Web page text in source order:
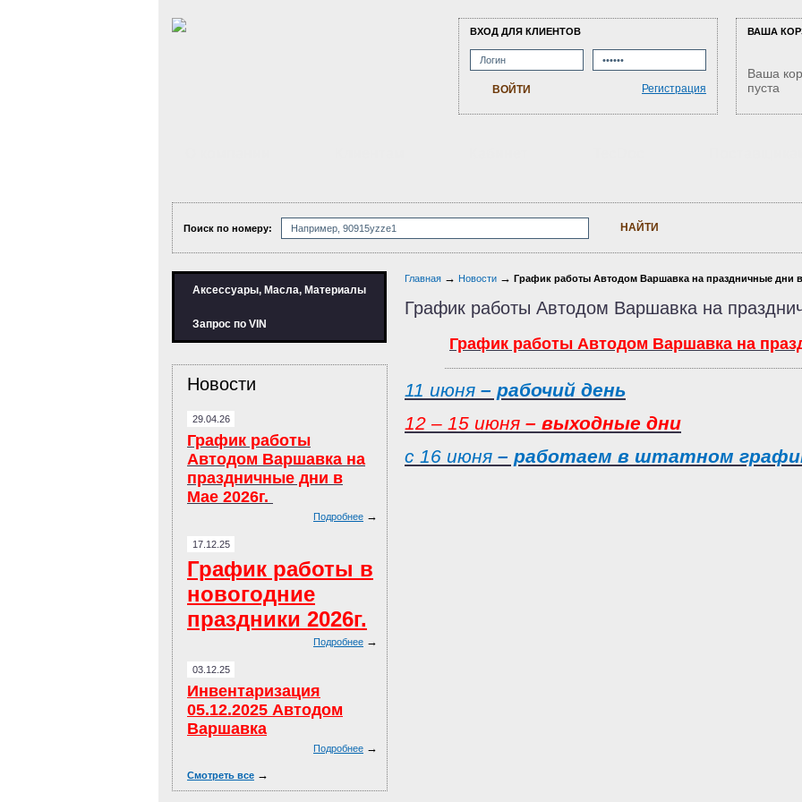
ВАША
Ваша
пуста
ВХОД ДЛЯ КЛИЕНТОВ
Регистрация
Поиск по номеру:
Аксессуары, Масла, Материалы
Запрос по VIN
Новости
29.04.26
График работы
Автодом Варшавка на
праздничные дни в
Мае 2026г.
Подробнее →
17.12.25
График работы в
новогодние
праздники 2026г.
Подробнее →
03.12.25
Инвентаризация
05.12.2025 Автодом
Варшавка
Подробнее →
Смотреть все →
Главная → Новости → График работы Автодом Варшавка на праздничные дни в
График работы Автодом Варшавка на
График работы Автодом Варшавка на
11 июня – рабочий день
12 – 15 июня – выходные дни
с 16 июня – работаем в штатном